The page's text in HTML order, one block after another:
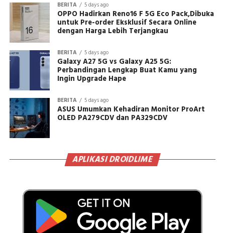
BERITA 5 days ago
OPPO Hadirkan Reno16 F 5G Eco Pack,Dibuka
untuk Pre-order Eksklusif Secara Online
dengan Harga Lebih Terjangkau
BERITA 5 days ago
Galaxy A27 5G vs Galaxy A25 5G:
Perbandingan Lengkap Buat Kamu yang
Ingin Upgrade Hape
BERITA 5 days ago
ASUS Umumkan Kehadiran Monitor ProArt
OLED PA279CDV dan PA329CDV
APLIKASI DROIDLIME